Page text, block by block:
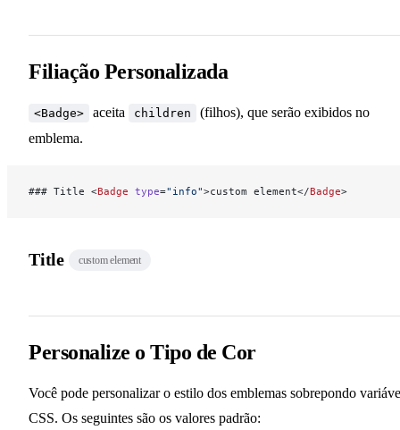
Filiação Personalizada
<Badge> aceita children
(filhos), que serão exibidos no
emblema.
### Title <Badge type="info">custom element</Badge>
Title custom element
Personalize o Tipo de Cor
Você pode personalizar o estilo dos emblemas sobrepondo
CSS. Os seguintes são os valores padrão: